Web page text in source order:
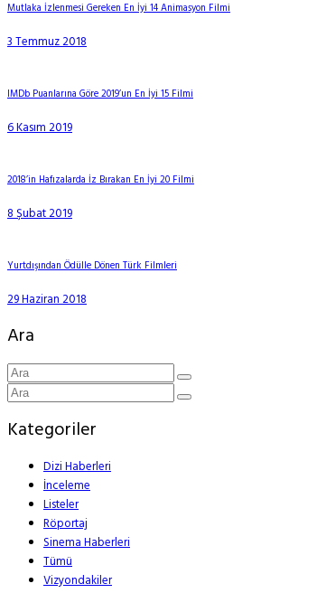
Mutlaka İzlenmesi Gereken En İyi 14 Animasyon Filmi
3 Temmuz 2018
IMDb Puanlarına Göre 2019’un En İyi 15 Filmi
6 Kasım 2019
2018’in Hafızalarda İz Bırakan En İyi 20 Filmi
8 Şubat 2019
Yurtdışından Ödülle Dönen Türk Filmleri
29 Haziran 2018
Ara
Kategoriler
Dizi Haberleri
İnceleme
Listeler
Röportaj
Sinema Haberleri
Tümü
Vizyondakiler